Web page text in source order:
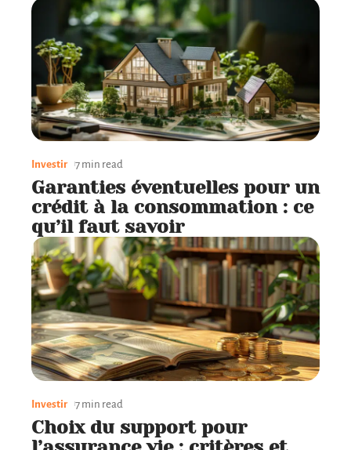
Investir 7 min read
Garanties éventuelles pour un
crédit à la consommation : ce
qu’il faut savoir
Investir 7 min read
Choix du support pour